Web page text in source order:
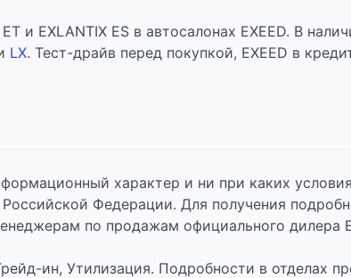
и EXLANTIX ES в автосалонах EXEED. В
LX. Тест-драйв перед покупкой, EXEED в
характер и ни при каких
Федерации. Для получения
по продажам официального дилера
ин, Утилизация. Подробности в отделах